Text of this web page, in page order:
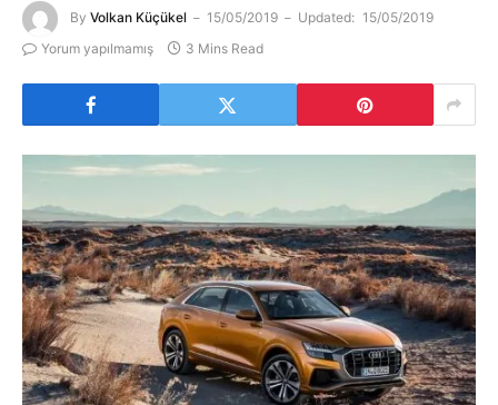
By Volkan Küçükel 15/05/2019 Updated: 15/05/2019
Yorum yapılmamış
3 Mins Read